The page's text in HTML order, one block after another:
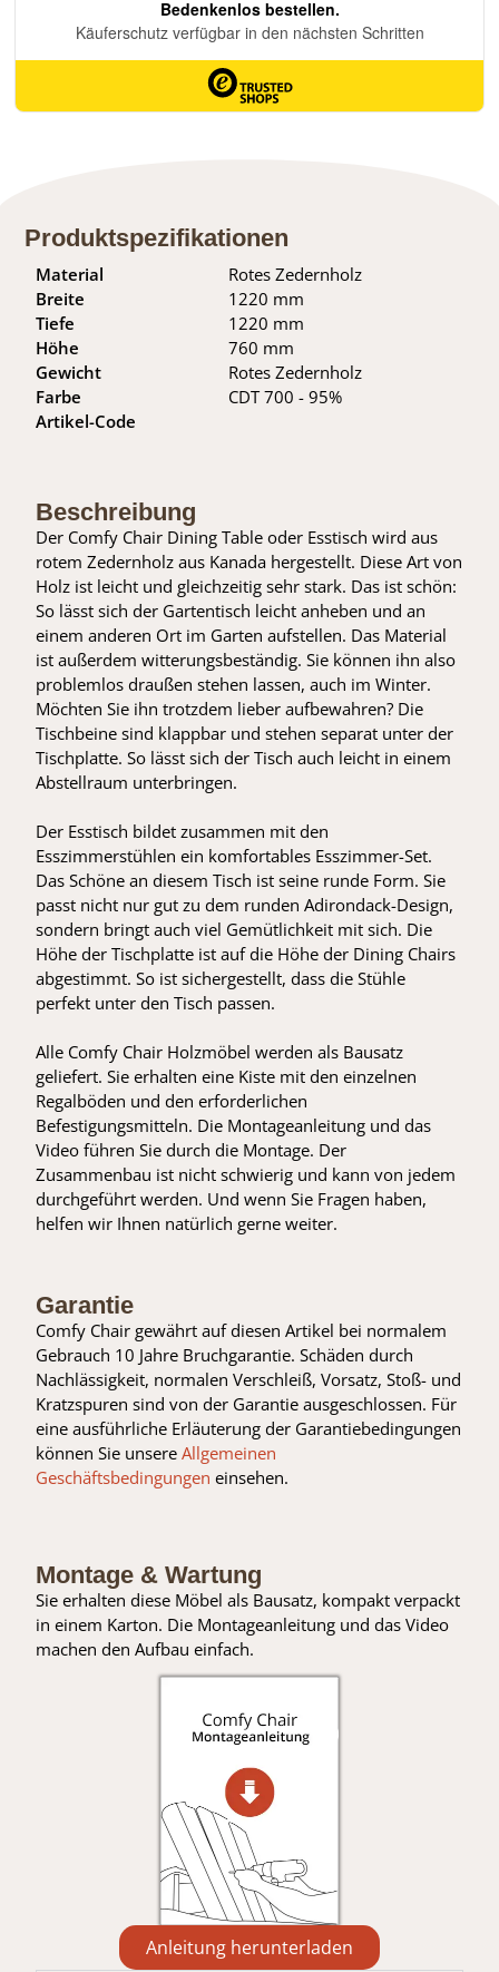
Produktspezifikationen
Material
Breite
Tiefe
Höhe
Gewicht
Farbe
Artikel-Code
Rotes Zedernholz
1220 mm
1220 mm
760 mm
Rotes Zedernholz
CDT 700 - 95%
Beschreibung
Der Comfy Chair Dining Table oder Esstisch wird aus
rotem Zedernholz aus Kanada hergestellt. Diese Art von
Holz ist leicht und gleichzeitig sehr stark. Das ist schön:
So lässt sich der Gartentisch leicht anheben und an
einem anderen Ort im Garten aufstellen. Das Material
ist außerdem witterungsbeständig. Sie können ihn also
problemlos draußen stehen lassen, auch im Winter.
Möchten Sie ihn trotzdem lieber aufbewahren? Die
Tischbeine sind klappbar und stehen separat unter der
Tischplatte. So lässt sich der Tisch auch leicht in einem
Abstellraum unterbringen.
Der Esstisch bildet zusammen mit den
Esszimmerstühlen ein komfortables Esszimmer-Set.
Das Schöne an diesem Tisch ist seine runde Form. Sie
passt nicht nur gut zu dem runden Adirondack-Design,
sondern bringt auch viel Gemütlichkeit mit sich. Die
Höhe der Tischplatte ist auf die Höhe der Dining Chairs
abgestimmt. So ist sichergestellt, dass die Stühle
perfekt unter den Tisch passen.
Alle Comfy Chair Holzmöbel werden als Bausatz
geliefert. Sie erhalten eine Kiste mit den einzelnen
Regalböden und den erforderlichen
Befestigungsmitteln. Die Montageanleitung und das
Video führen Sie durch die Montage. Der
Zusammenbau ist nicht schwierig und kann von jedem
durchgeführt werden. Und wenn Sie Fragen haben,
helfen wir Ihnen natürlich gerne weiter.
Garantie
Comfy Chair gewährt auf diesen Artikel bei normalem
Gebrauch 10 Jahre Bruchgarantie. Schäden durch
Nachlässigkeit, normalen Verschleiß, Vorsatz, Stoß- und
Kratzspuren sind von der Garantie ausgeschlossen. Für
eine ausführliche Erläuterung der Garantiebedingungen
können Sie unsereAllgemeinen
Geschäftsbedingungen einsehen.
Montage & Wartung
Sie erhalten diese Möbel als Bausatz, kompakt verpackt
in einem Karton. Die Montageanleitung und das Video
machen den Aufbau einfach.
Anleitung herunterladen